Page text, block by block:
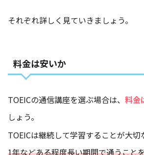
それぞれ詳しく見ていきましょう。
料金は安いか
TOEICの通信講座を選ぶ場合は、 料金
しょう。
TOEICは継続して学習することが大切
1年などある程度長い期間で通うこと